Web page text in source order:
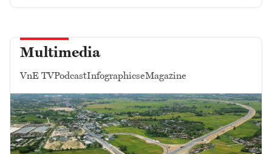
Multimedia
VnE TVPodcastInfographicseMagazine